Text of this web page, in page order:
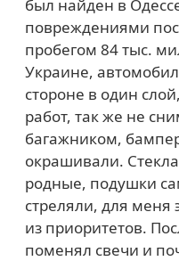
был найден в
повреждениями
пробегом 84 тыс.
Украине,
стороне в один
работ, так же не
багажником,
окрашивали.
родные, подушки
стреляли, для меня
из приоритетов.
поменял свечи и